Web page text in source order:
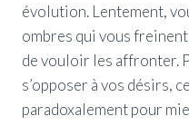
évolution. Lentement,
ombres qui vous
de vouloir les affronter.
s’opposer à vos désirs,
paradoxalement pour